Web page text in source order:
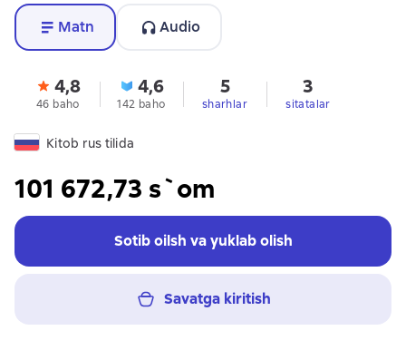
Matn Audio
4,8
46 baho
4,6
142 baho
5
sharhlar
3
sitatalar
Kitob rus tilida
101 672,73 s`om
Sotib oilsh va yuklab olish
Savatga kiritish